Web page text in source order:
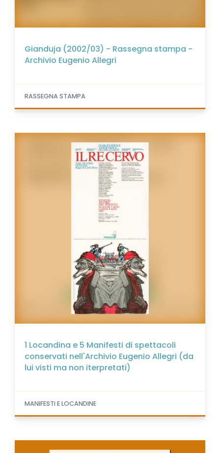
Gianduja (2002/03) - Rassegna stampa -
Archivio Eugenio Allegri
RASSEGNA STAMPA
1 Locandina e 5 Manifesti di spettacoli
conservati nell'Archivio Eugenio Allegri (da
lui visti ma non iterpretati)
MANIFESTI E LOCANDINE